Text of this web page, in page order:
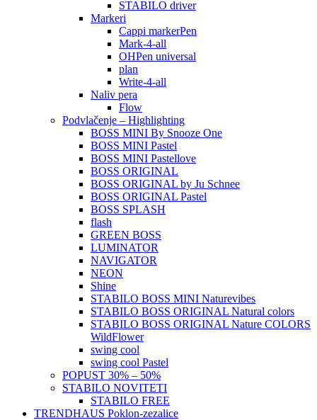
STABILO driver
Markeri
Cappi markerPen
Mark-4-all
OHPen universal
plan
Write-4-all
Naliv pera
Flow
Podvlačenje – Highlighting
BOSS MINI By Snooze One
BOSS MINI Pastel
BOSS MINI Pastellove
BOSS ORIGINAL
BOSS ORIGINAL by Ju Schnee
BOSS ORIGINAL Pastel
BOSS SPLASH
flash
GREEN BOSS
LUMINATOR
NAVIGATOR
NEON
Shine
STABILO BOSS MINI Naturevibes
STABILO BOSS ORIGINAL Natural colors
STABILO BOSS ORIGINAL Nature COLORS
WildFlower
swing cool
swing cool Pastel
POPUST 30% – 50%
STABILO NOVITETI
STABILO FREE
TRENDHAUS Poklon-zezalice